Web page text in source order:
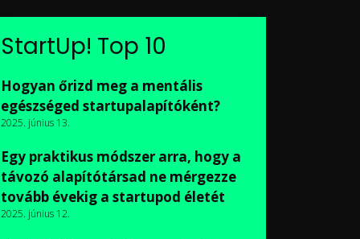
StartUp! Top 10
Hogyan őrizd meg a mentális
egészséged startupalapítóként?
2025. június 13.
Egy praktikus módszer arra, hogy a
távozó alapítótársad ne mérgezze
tovább évekig a startupod életét
2025. június 12.